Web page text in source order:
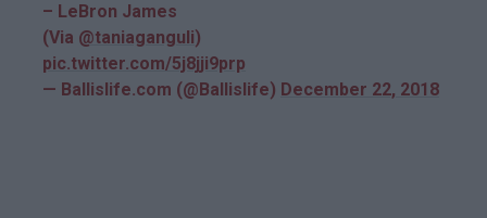
– LeBron James
(Via @taniaganguli)
pic.twitter.com/5j8jji9prp
— Ballislife.com (@Ballislife) December 22, 2018